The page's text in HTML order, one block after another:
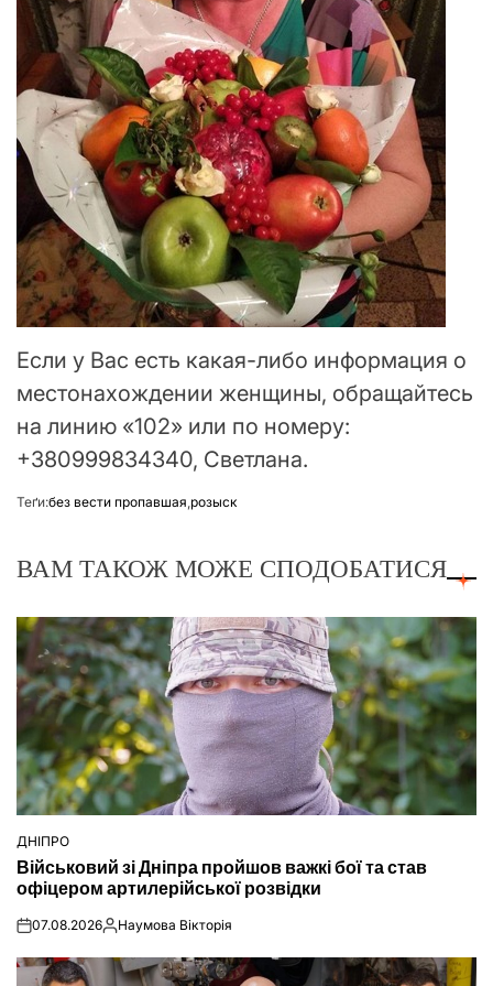
Если у Вас есть какая-либо информация о
местонахождении женщины, обращайтесь
на линию «102» или по номеру:
+380999834340, Светлана.
Теґи:без вести пропавшая,розыск
ВАМ ТАКОЖ МОЖЕ СПОДОБАТИСЯ
ОПУБЛІКУВАТИ
У
ДНІПРО
Військовий зі Дніпра пройшов важкі бої та став
офіцером артилерійської розвідки
on07.08.2026Опубліковано
Наумова Вікторія